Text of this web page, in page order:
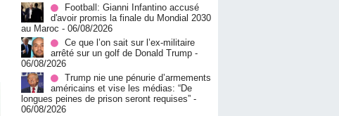
Football: Gianni Infantino accusé
d'avoir promis la finale du Mondial 2030
au Maroc - 06/08/2026
Ce que l’on sait sur l’ex-militaire
arrêté sur un golf de Donald Trump -
06/08/2026
Trump nie une pénurie d’armements
américains et vise les médias: “De
longues peines de prison seront requises” -
06/08/2026